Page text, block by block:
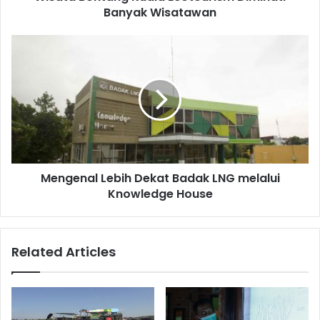
Banyak Wisatawan
LNG
melalui
Knowledge
House
Mengenal Lebih Dekat Badak LNG melalui
Knowledge House
Related Articles